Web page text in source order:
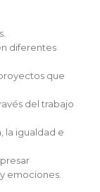
diferentes
que
del trabajo
la igualdad e
emociones.